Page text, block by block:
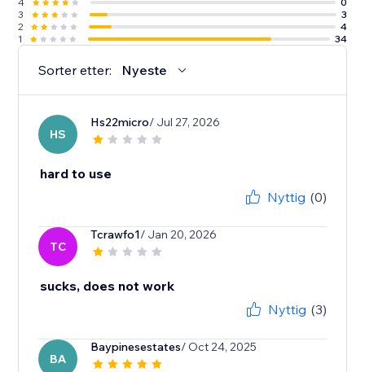
3
3
2
4
1
34
Sorter etter: Nyeste
HS
Hs22micro/ Jul 27, 2026
hard to use
Nyttig (0)
TC
Tcrawfo1/ Jan 20, 2026
sucks, does not work
Nyttig (3)
BA
Baypinesestates/ Oct 24, 2025